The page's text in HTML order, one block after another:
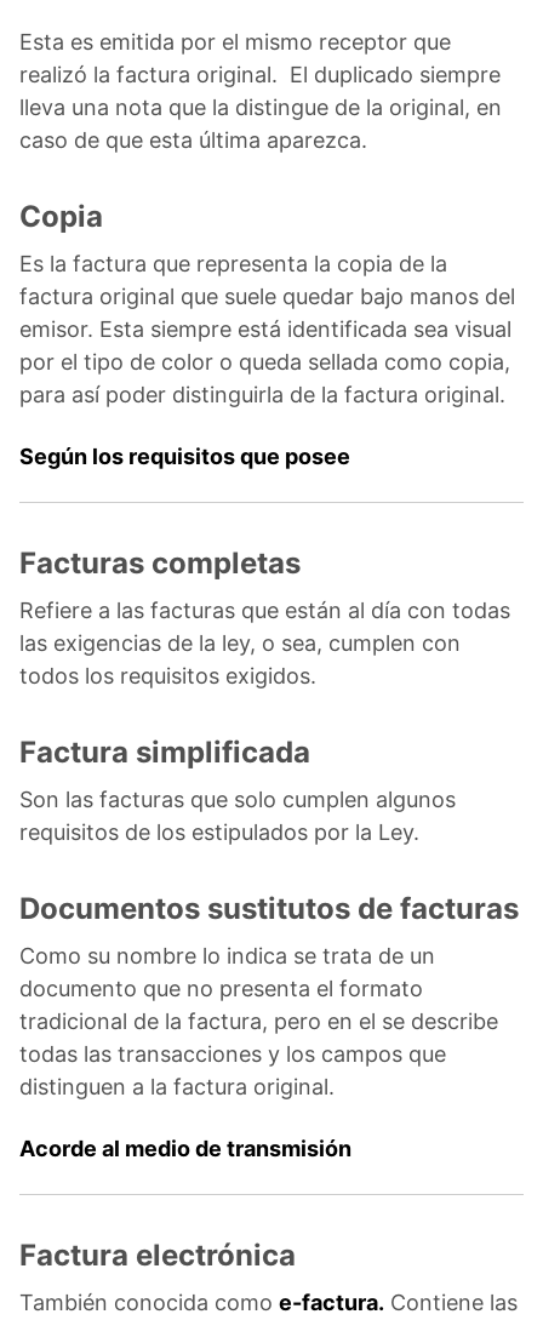
Esta es emitida por el mismo receptor que
realizó la factura original. El duplicado siempre
lleva una nota que la distingue de la original, en
caso de que esta última aparezca.
Copia
Es la factura que representa la copia de la
factura original que suele quedar bajo manos del
emisor. Esta siempre está identificada sea visual
por el tipo de color o queda sellada como copia,
para así poder distinguirla de la factura original.
Según los requisitos que posee
Facturas completas
Refiere a las facturas que están al día con todas
las exigencias de la ley, o sea, cumplen con
todos los requisitos exigidos.
Factura simplificada
Son las facturas que solo cumplen algunos
requisitos de los estipulados por la Ley.
Documentos sustitutos de facturas
Como su nombre lo indica se trata de un
documento que no presenta el formato
tradicional de la factura, pero en el se describe
todas las transacciones y los campos que
distinguen a la factura original.
Acorde al medio de transmisión
Factura electrónica
También conocida como e-factura. Contiene las